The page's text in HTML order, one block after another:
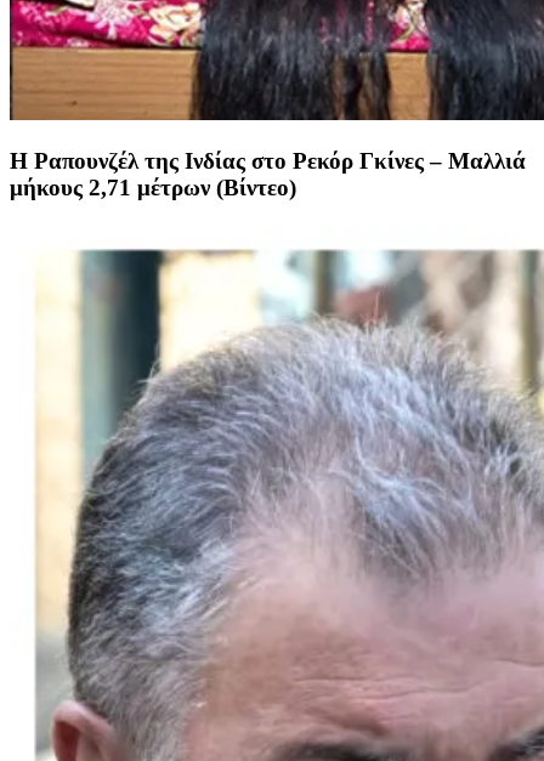
Η Ραπουνζέλ της Ινδίας στο Ρεκόρ Γκίνες – Μαλλιά
μήκους 2,71 μέτρων (Βίντεο)